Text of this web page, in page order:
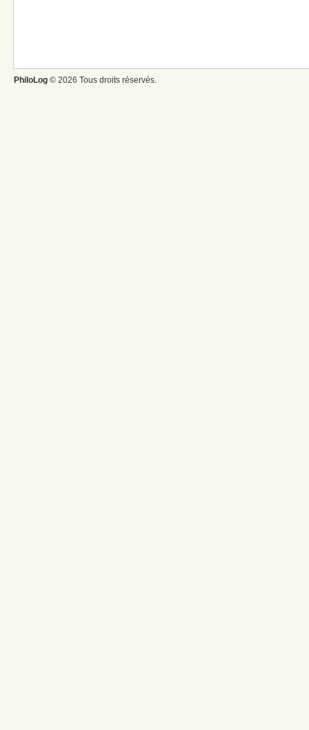
PhiloLog © 2026 Tous droits réservés.